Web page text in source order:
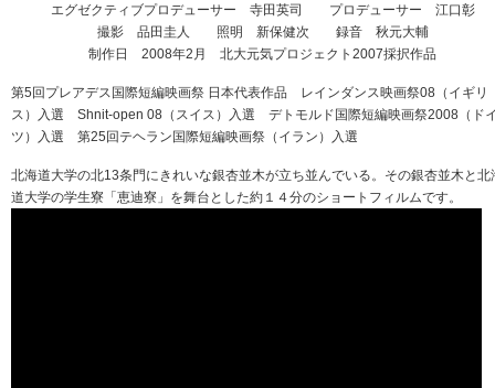
エグゼクティブプロデューサー 寺田英司 プロデューサー 江口彰
撮影 品田圭人 照明 新保健次 録音 秋元大輔
制作日 2008年2月 北大元気プロジェクト2007採択作品
第5回プレアデス国際短編映画祭 日本代表作品 レインダンス映画祭08（イギリ
ス）入選 Shnit-open 08（スイス）入選 デトモルド国際短編映画祭2008（ド
ツ）入選 第25回テヘラン国際短編映画祭（イラン）入選
北海道大学の北13条門にきれいな銀杏並木が立ち並んでいる。その銀杏並木と北
道大学の学生寮「恵迪寮」を舞台とした約１４分のショートフィルムです。